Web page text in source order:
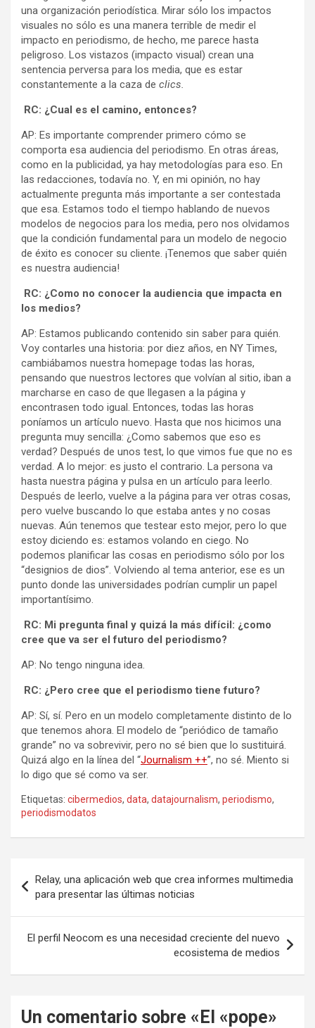
una organización periodística. Mirar sólo los impactos
visuales no sólo es una manera terrible de medir el
impacto en periodismo, de hecho, me parece hasta
peligroso. Los vistazos (impacto visual) crean una
sentencia perversa para los media, que es estar
constantemente a la caza de clics.
RC: ¿Cual es el camino, entonces?
AP: Es importante comprender primero cómo se
comporta esa audiencia del periodismo. En otras áreas,
como en la publicidad, ya hay metodologías para eso. En
las redacciones, todavía no. Y, en mi opinión, no hay
actualmente pregunta más importante a ser contestada
que esa. Estamos todo el tiempo hablando de nuevos
modelos de negocios para los media, pero nos olvidamos
que la condición fundamental para un modelo de negocio
de éxito es conocer su cliente. ¡Tenemos que saber quién
es nuestra audiencia!
RC: ¿Como no conocer la audiencia que impacta en
los medios?
AP: Estamos publicando contenido sin saber para quién.
Voy contarles una historia: por diez años, en NY Times,
cambiábamos nuestra homepage todas las horas,
pensando que nuestros lectores que volvían al sitio, iban a
marcharse en caso de que llegasen a la página y
encontrasen todo igual. Entonces, todas las horas
poníamos un artículo nuevo. Hasta que nos hicimos una
pregunta muy sencilla: ¿Como sabemos que eso es
verdad? Después de unos test, lo que vimos fue que no es
verdad. A lo mejor: es justo el contrario. La persona va
hasta nuestra página y pulsa en un artículo para leerlo.
Después de leerlo, vuelve a la página para ver otras cosas,
pero vuelve buscando lo que estaba antes y no cosas
nuevas. Aún tenemos que testear esto mejor, pero lo que
estoy diciendo es: estamos volando en ciego. No
podemos planificar las cosas en periodismo sólo por los
“designios de dios”. Volviendo al tema anterior, ese es un
punto donde las universidades podrían cumplir un papel
importantísimo.
RC: Mi pregunta final y quizá la más difícil: ¿como
cree que va ser el futuro del periodismo?
AP: No tengo ninguna idea.
RC: ¿Pero cree que el periodismo tiene futuro?
AP: Sí, sí. Pero en un modelo completamente distinto de lo
que tenemos ahora. El modelo de “periódico de tamaño
grande” no va sobrevivir, pero no sé bien que lo sustituirá.
Quizá algo en la línea del “Journalism ++”, no sé. Miento si
lo digo que sé como va ser.
Etiquetas: cibermedios, data, datajournalism, periodismo,
periodismodatos
de
entradas
Relay, una aplicación web que crea informes multimedia
para presentar las últimas noticias
El perfil Neocom es una necesidad creciente del nuevo
ecosistema de medios
Un comentario sobre « El «pope»